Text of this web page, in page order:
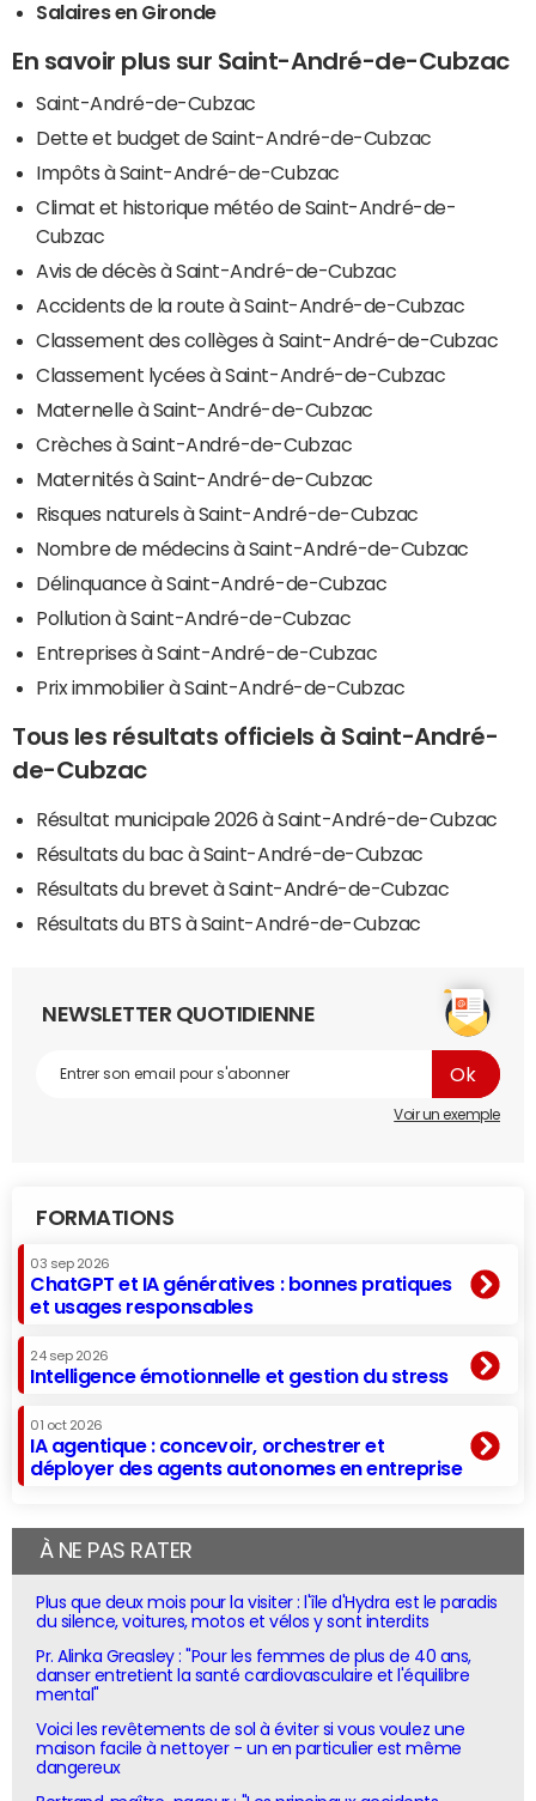
Salaires en Gironde
En savoir plus sur Saint-André-de-Cubzac
Saint-André-de-Cubzac
Dette et budget de Saint-André-de-Cubzac
Impôts à Saint-André-de-Cubzac
Climat et historique météo de Saint-André-de-
Cubzac
Avis de décès à Saint-André-de-Cubzac
Accidents de la route à Saint-André-de-Cubzac
Classement des collèges à Saint-André-de-Cubzac
Classement lycées à Saint-André-de-Cubzac
Maternelle à Saint-André-de-Cubzac
Crèches à Saint-André-de-Cubzac
Maternités à Saint-André-de-Cubzac
Risques naturels à Saint-André-de-Cubzac
Nombre de médecins à Saint-André-de-Cubzac
Délinquance à Saint-André-de-Cubzac
Pollution à Saint-André-de-Cubzac
Entreprises à Saint-André-de-Cubzac
Prix immobilier à Saint-André-de-Cubzac
Tous les résultats officiels à Saint-André-
de-Cubzac
Résultat municipale 2026 à Saint-André-de-Cubzac
Résultats du bac à Saint-André-de-Cubzac
Résultats du brevet à Saint-André-de-Cubzac
Résultats du BTS à Saint-André-de-Cubzac
NEWSLETTER QUOTIDIENNE
Voir un exemple
FORMATIONS
03 sep 2026
ChatGPT et IA génératives : bonnes pratiques
et usages responsables
24 sep 2026
Intelligence émotionnelle et gestion du stress
01 oct 2026
IA agentique : concevoir, orchestrer et
déployer des agents autonomes en entreprise
À NE PAS RATER
Plus que deux mois pour la visiter : l'île d'Hydra est le paradis
du silence, voitures, motos et vélos y sont interdits
Pr. Alinka Greasley : "Pour les femmes de plus de 40 ans,
danser entretient la santé cardiovasculaire et l'équilibre
mental"
Voici les revêtements de sol à éviter si vous voulez une
maison facile à nettoyer - un en particulier est même
dangereux